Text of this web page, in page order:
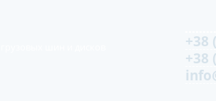
+38
+38